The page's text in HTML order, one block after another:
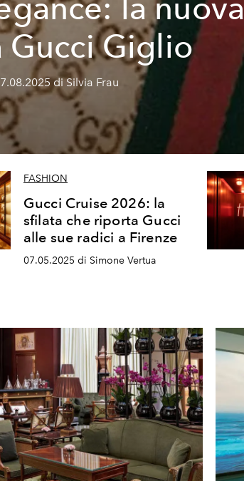
la nuova
Gucci Giglio
di Silvia Frau
FASHION
Gucci Cruise 2026: la
sfilata che riporta Gucci
alle sue radici a Firenze
07.05.2025 di Simone Vertua